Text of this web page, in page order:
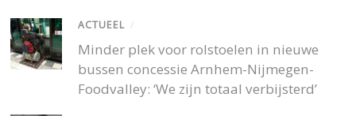
ACTUEEL /
Minder plek voor rolstoelen in nieuwe
bussen concessie Arnhem-Nijmegen-
Foodvalley: ‘We zijn totaal verbijsterd’